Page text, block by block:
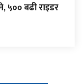
५०० बढी राइडर